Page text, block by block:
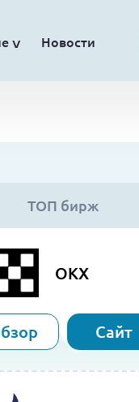
Новости
ТОП бирж
OKX
Сайт